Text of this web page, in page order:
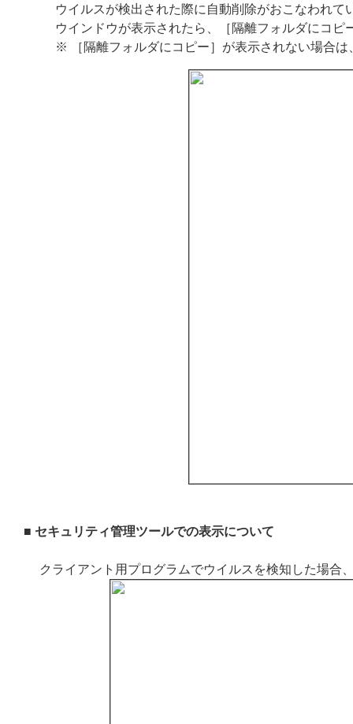
ウイルスが検出された際に自動削除がおこなわれ
ウインドウが表示されたら、［隔離フォルダにコ
※ ［隔離フォルダにコピー］が表示されない場合
■ セキュリティ管理ツールでの表示について
クライアント用プログラムでウイルスを検知した場合